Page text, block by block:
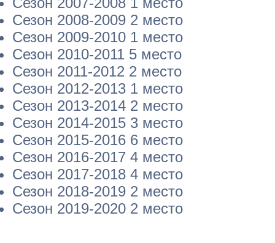
Сезон 2008-2009 2 место
Сезон 2009-2010 1 место
Сезон 2010-2011 5 место
Сезон 2011-2012 2 место
Сезон 2012-2013 1 место
Сезон 2013-2014 2 место
Сезон 2014-2015 3 место
Сезон 2015-2016 6 место
Сезон 2016-2017 4 место
Сезон 2017-2018 4 место
Сезон 2018-2019 2 место
Сезон 2019-2020 2 место